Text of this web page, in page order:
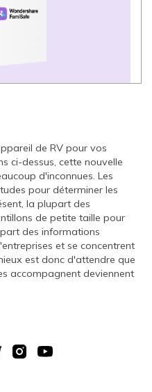
de RV pour vos
ci-dessus, cette nouvelle
d'inconnues. Les
pour déterminer les
la plupart des
de petite taille pour
des informations
et se concentrent
est donc d'attendre que
accompagnent deviennent